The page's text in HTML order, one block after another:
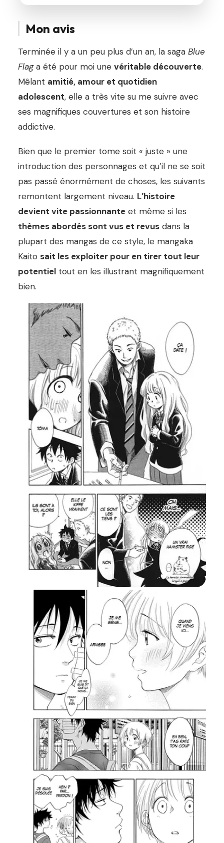
Mon avis
Terminée il y a un peu plus d’un an, la saga Blue
Flaga été pour moi une véritable découverte.
Mêlant amitié, amour et quotidien
adolescent, elle a très vite su me suivre avec
ses magnifiques couvertures et son histoire
addictive.
Bien que le premier tome soit « juste » une
introduction des personnages et qu’il ne se soit
pas passé énormément de choses, les suivants
remontent largement niveau. L’histoire
devient vite passionnante et même si les
thèmes abordés sont vus et revus dans la
plupart des mangas de ce style, le mangaka
Kaito sait les exploiter pour en tirer tout leur
potentiel tout en les illustrant magnifiquement
bien.